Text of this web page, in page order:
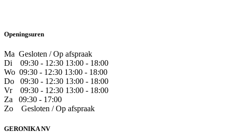
Openingsuren
Ma Gesloten / Op afspraak
Di 09:30 - 12:30 13:00 - 18:00
Wo 09:30 - 12:30 13:00 - 18:00
Do ​09:30 - 12:30 13:00 - 18:00
Vr ​09:30 - 12:30 13:00 - 18:00
Za 09:30 - 17:00
Zo
​Gesloten / Op afspraak
GERONIKA NV